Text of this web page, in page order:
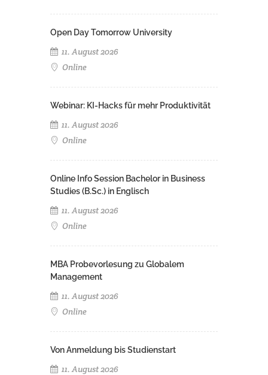
Open Day Tomorrow University
11. August 2026
Online
Webinar: KI-Hacks für mehr Produktivität
11. August 2026
Online
Online Info Session Bachelor in Business
Studies (B.Sc.) in Englisch
11. August 2026
Online
MBA Probevorlesung zu Globalem
Management
11. August 2026
Online
Von Anmeldung bis Studienstart
11. August 2026